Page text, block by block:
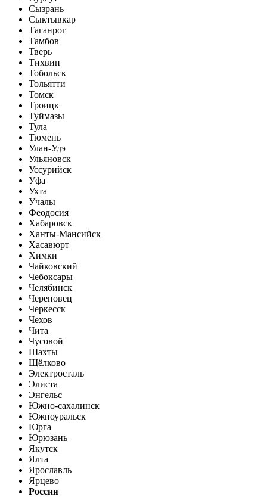
Сызрань
Сыктывкар
Таганрог
Тамбов
Тверь
Тихвин
Тобольск
Тольятти
Томск
Троицк
Туймазы
Тула
Тюмень
Улан-Удэ
Ульяновск
Уссурийск
Уфа
Ухта
Учалы
Феодосия
Хабаровск
Ханты-Мансийск
Хасавюрт
Химки
Чайковский
Чебоксары
Челябинск
Череповец
Черкесск
Чехов
Чита
Чусовой
Шахты
Щёлково
Электросталь
Элиста
Энгельс
Южно-сахалинск
Южноуральск
Юрга
Юрюзань
Якутск
Ялта
Ярославль
Ярцево
Россия